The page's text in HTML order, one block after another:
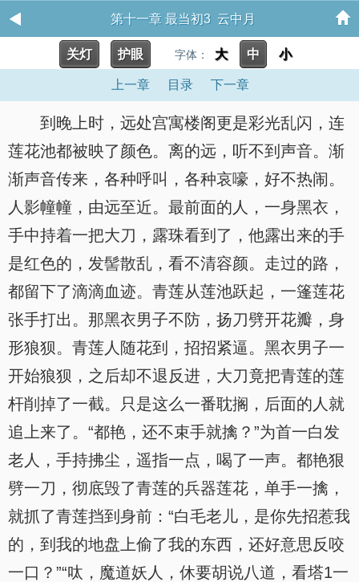
第十一章 最当初3 云中月
关灯 护眼 字体： 大 中 小
上一章 目录 下一章
到晚上时，远处宫寓楼阁更是彩光乱闪，连
莲花池都被映了颜色。离的远，听不到声音。渐
渐声音传来，各种呼叫，各种哀嚎，好不热闹。
人影幢幢，由远至近。最前面的人，一身黑衣，
手中持着一把大刀，露珠看到了，他露出来的手
是红色的，发髻散乱，看不清容颜。走过的路，
都留下了滴滴血迹。青莲从莲池跃起，一篷莲花
张手打出。那黑衣男子不防，扬刀劈开花瓣，身
形狼狈。青莲人随花到，招招紧逼。黑衣男子一
开始狼狈，之后却不退反进，大刀竟把青莲的莲
杆削掉了一截。只是这么一番耽搁，后面的人就
追上来了。“都艳，还不束手就擒？”为首一白发
老人，手持拂尘，遥指一点，喝了一声。都艳狠
劈一刀，彻底毁了青莲的兵器莲花，单手一擒，
就抓了青莲挡到身前：“白毛老儿，是你先招惹我
的，到我的地盘上偷了我的东西，还好意思反咬
一口？”“呔，魔道妖人，休要胡说八道，看塔1一